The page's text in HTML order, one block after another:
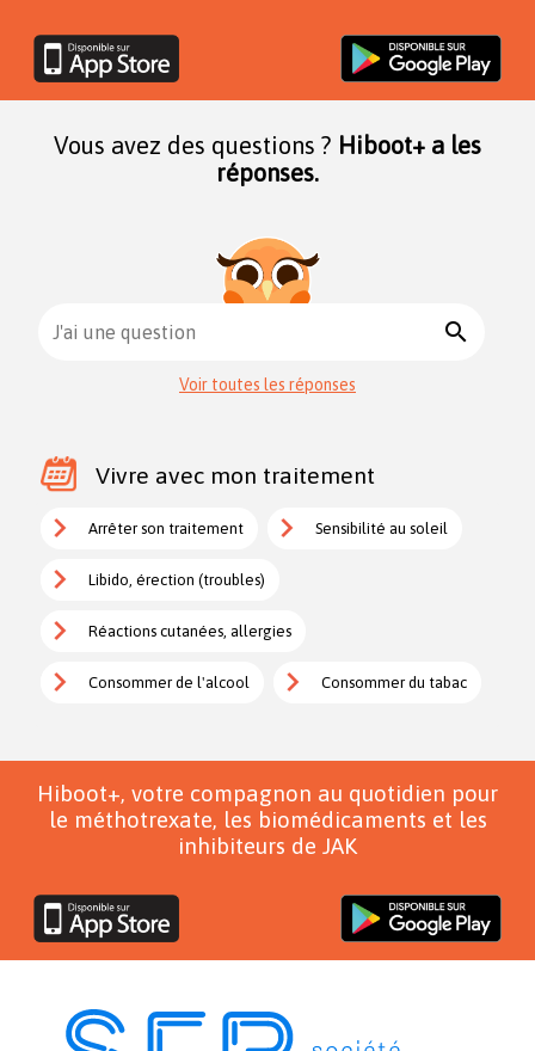
Vous avez des questions ? Hiboot+ a les
réponses.
J'ai une question search
Voir toutes les réponses
Vivre avec mon traitement
Arrêter son traitement Sensibilité au soleil
Libido, érection (troubles)
Réactions cutanées, allergies
Consommer de l'alcool Consommer du tabac
Hiboot+, votre compagnon au quotidien pour
le méthotrexate, les biomédicaments et les
inhibiteurs de JAK